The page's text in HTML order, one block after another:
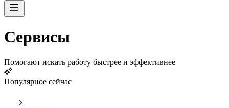
Сервисы
Помогают искать работу быстрее и эффективнее
Популярное сейчас